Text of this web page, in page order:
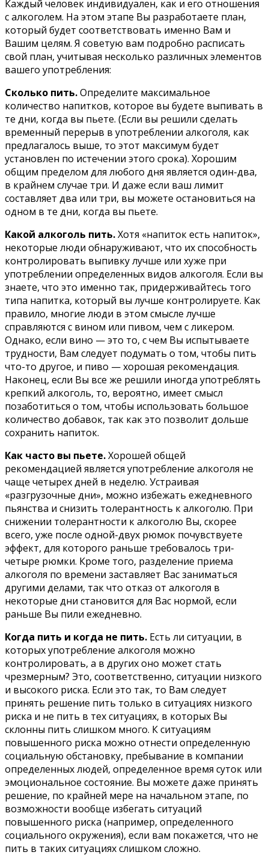
Каждый человек индивидуален, как и его отношения
с алкоголем. На этом этапе Вы разработаете план,
который будет соответствовать именно Вам и
Вашим целям. Я советую вам подробно расписать
свой план, учитывая несколько различных элементов
вашего употребления:
Сколько пить.Определите максимальное
количество напитков, которое вы будете выпивать в
те дни, когда вы пьете. (Если вы решили сделать
временный перерыв в употреблении алкоголя, как
предлагалось выше, то этот максимум будет
установлен по истечении этого срока). Хорошим
общим пределом для любого дня является один-два,
в крайнем случае три. И даже если ваш лимит
составляет два или три, вы можете остановиться на
одном в те дни, когда вы пьете.
Какой алкоголь пить.Хотя «напиток есть напиток»,
некоторые люди обнаруживают, что их способность
контролировать выпивку лучше или хуже при
употреблении определенных видов алкоголя. Если вы
знаете, что это именно так, придерживайтесь того
типа напитка, который вы лучше контролируете. Как
правило, многие люди в этом смысле лучше
справляются с вином или пивом, чем с ликером.
Однако, если вино — это то, с чем Вы испытываете
трудности, Вам следует подумать о том, чтобы пить
что-то другое, и пиво — хорошая рекомендация.
Наконец, если Вы все же решили иногда употреблять
крепкий алкоголь, то, вероятно, имеет смысл
позаботиться о том, чтобы использовать большое
количество добавок, так как это позволит дольше
сохранить напиток.
Как часто вы пьете.Хорошей общей
рекомендацией является употребление алкоголя не
чаще четырех дней в неделю. Устраивая
«разгрузочные дни», можно избежать ежедневного
пьянства и снизить толерантность к алкоголю. При
снижении толерантности к алкоголю Вы, скорее
всего, уже после одной-двух рюмок почувствуете
эффект, для которого раньше требовалось три-
четыре рюмки. Кроме того, разделение приема
алкоголя по времени заставляет Вас заниматься
другими делами, так что отказ от алкоголя в
некоторые дни становится для Вас нормой, если
раньше Вы пили ежедневно.
Когда пить и когда не пить. Есть ли ситуации, в
которых употребление алкоголя можно
контролировать, а в других оно может стать
чрезмерным? Это, соответственно, ситуации низкого
и высокого риска. Если это так, то Вам следует
принять решение пить только в ситуациях низкого
риска и не пить в тех ситуациях, в которых Вы
склонны пить слишком много. К ситуациям
повышенного риска можно отнести определенную
социальную обстановку, пребывание в компании
определенных людей, определенное время суток или
эмоциональное состояние. Вы можете даже принять
решение, по крайней мере на начальном этапе, по
возможности вообще избегать ситуаций
повышенного риска (например, определенного
социального окружения), если вам покажется, что не
пить в таких ситуациях слишком сложно.